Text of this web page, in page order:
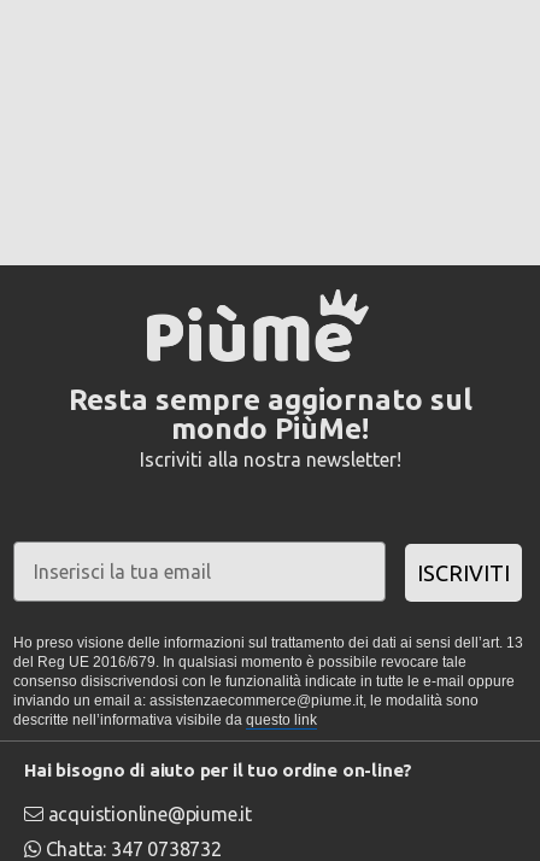
Resta sempre aggiornato sul
mondo PiùMe!
Iscriviti alla nostra newsletter!
ISCRIVITI
Ho preso visione delle informazioni sul trattamento dei dati ai sensi dell’art. 13
del Reg UE 2016/679. In qualsiasi momento è possibile revocare tale
consenso disiscrivendosi con le funzionalità indicate in tutte le e-mail oppure
inviando un email a: assistenzaecommerce@piume.it, le modalità sono
descritte nell’informativa visibile da questo link
Hai bisogno di aiuto per il tuo ordine on-line?
acquistionline@piume.it
Chatta: 347 0738732